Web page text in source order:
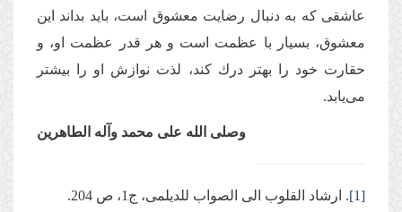
عاشقی كه به دنبال رضایت معشوق است، باید بداند این
معشوق، بسیار با عظمت است و هر قدر عظمت او، و
حقارت خود را بهتر درك كند، لذت نوازش او را بیشتر
می‌یابد.
وصلی ‌الله علی محمد وآله ‌الطاهرین
[1]. ارشاد القلوب الی الصواب للدیلمی، ج1، ص 204.